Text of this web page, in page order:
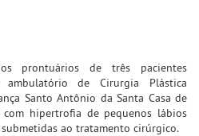
prontuários de três pacientes
ambulatório de Cirurgia Plástica
Santo Antônio da Santa Casa de
hipertrofia de pequenos lábios
ao tratamento cirúrgico.